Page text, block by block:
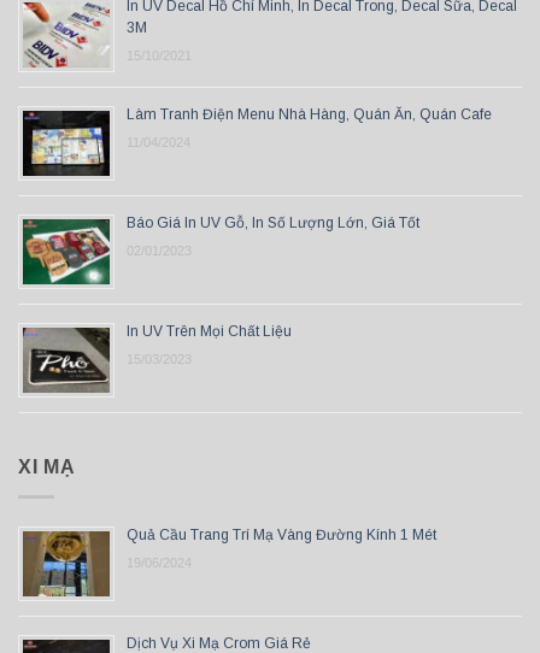
In UV Decal Hồ Chí Minh, In Decal Trong, Decal Sữa, Decal
3M
15/10/2021
Làm Tranh Điện Menu Nhà Hàng, Quán Ăn, Quán Cafe
11/04/2024
Báo Giá In UV Gỗ, In Số Lượng Lớn, Giá Tốt
02/01/2023
In UV Trên Mọi Chất Liệu
15/03/2023
XI MẠ
Quả Cầu Trang Trí Mạ Vàng Đường Kính 1 Mét
19/06/2024
Dịch Vụ Xi Mạ Crom Giá Rẻ